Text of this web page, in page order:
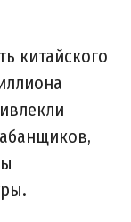
китайского